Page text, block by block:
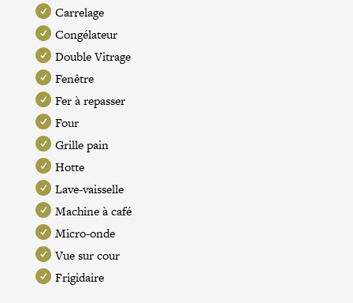
Carrelage
Congélateur
Double Vitrage
Fenêtre
Fer à repasser
Four
Grille pain
Hotte
Lave-vaisselle
Machine à café
Micro-onde
Vue sur cour
Frigidaire